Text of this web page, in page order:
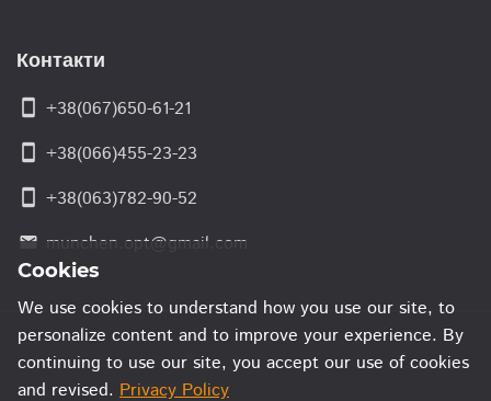
Контакти
smartphone +38(067)650-61-21
smartphone +38(066)455-23-23
smartphone +38(063)782-90-52
email munchen.opt@gmail.com
Cookies
We use cookies to understand how you use our site, to
personalize content and to improve your experience. By
continuing to use our site, you accept our use of cookies
and revised. Privacy Policy